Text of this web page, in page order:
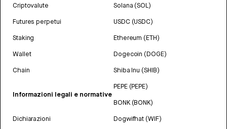
Criptovalute
Futures perpetui
Staking
Wallet
Chain
Informazioni legali e normative
Dichiarazioni
Solana (SOL)
USDC (USDC)
Ethereum (ETH)
Dogecoin (DOGE)
Shiba Inu (SHIB)
PEPE (PEPE)
BONK (BONK)
Dogwifhat (WIF)